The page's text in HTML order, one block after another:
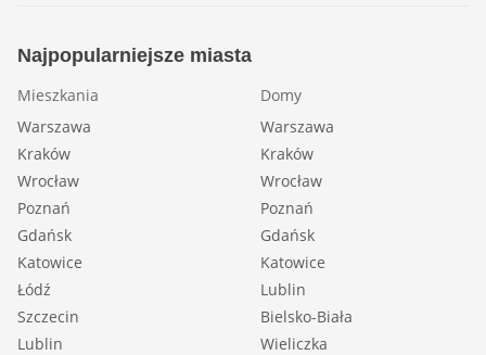
Najpopularniejsze miasta
Mieszkania
Warszawa
Kraków
Wrocław
Poznań
Gdańsk
Katowice
Łódź
Szczecin
Lublin
Domy
Warszawa
Kraków
Wrocław
Poznań
Gdańsk
Katowice
Lublin
Bielsko-Biała
Wieliczka